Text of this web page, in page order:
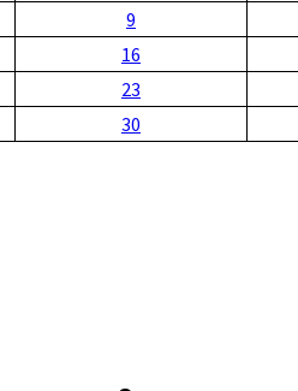
9
16
23
30